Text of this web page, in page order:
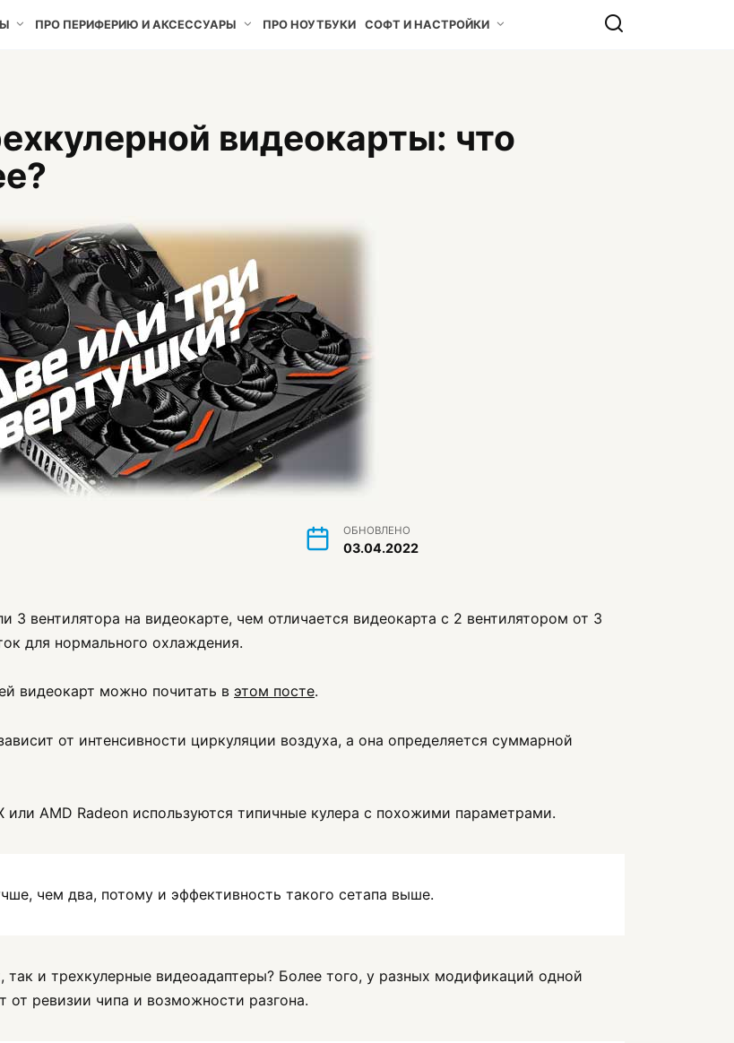
ПРО ПЕРИФЕРИЮ И АКСЕССУАРЫ ПРО НОУТБУКИ СОФТ И НАСТРОЙКИ
видеокарты: что
ОБНОВЛЕНО
03.04.2022
вентилятора на видеокарте, чем отличается видеокарта с 2 вентилятором от 3
для нормального охлаждения.
видеокарт можно почитать в этом посте.
от интенсивности циркуляции воздуха, а она определяется суммарной
AMD Radeon используются типичные кулера с похожими параметрами.
чем два, потому и эффективность такого сетапа выше.
и трехкулерные видеоадаптеры? Более того, у разных модификаций одной
ревизии чипа и возможности разгона.